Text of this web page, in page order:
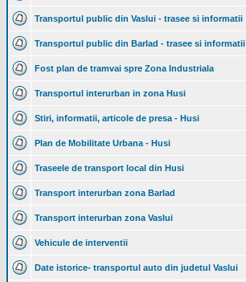
Transportul public din Vaslui - trasee si informatii
Transportul public din Barlad - trasee si informatii
Fost plan de tramvai spre Zona Industriala
Transportul interurban in zona Husi
Stiri, informatii, articole de presa - Husi
Plan de Mobilitate Urbana - Husi
Traseele de transport local din Husi
Transport interurban zona Barlad
Transport interurban zona Vaslui
Vehicule de interventii
Date istorice- transportul auto din judetul Vaslui